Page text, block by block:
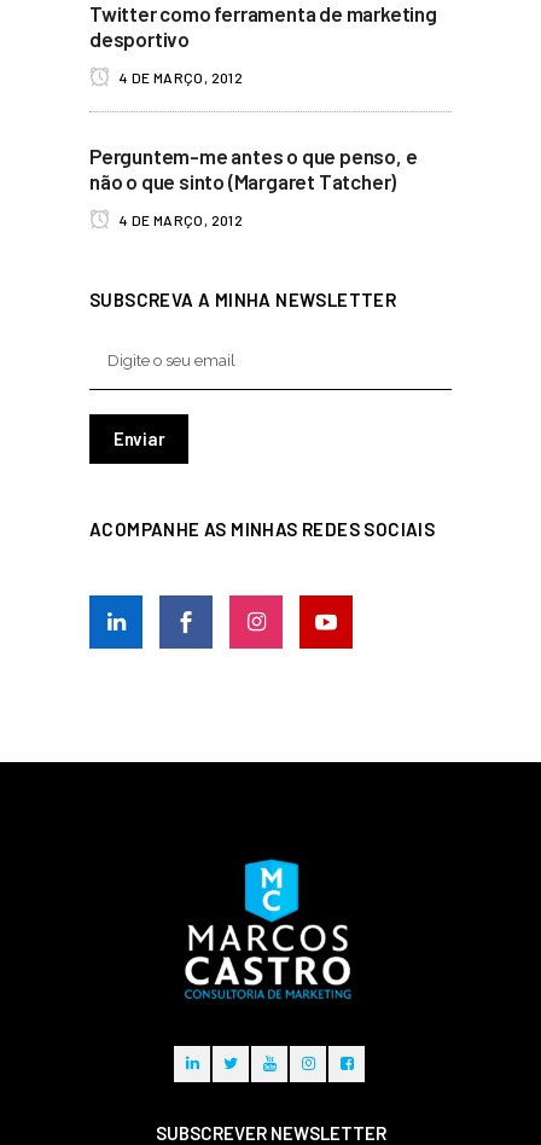
Twitter como ferramenta de marketing
desportivo
4 DE MARÇO, 2012
Perguntem-me antes o que penso, e
não o que sinto (Margaret Tatcher)
4 DE MARÇO, 2012
SUBSCREVA A MINHA NEWSLETTER
ACOMPANHE AS MINHAS REDES SOCIAIS
SUBSCREVER NEWSLETTER